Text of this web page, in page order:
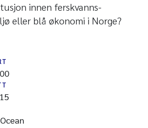
innen ferskvanns-
eller blå økonomi i Norge?